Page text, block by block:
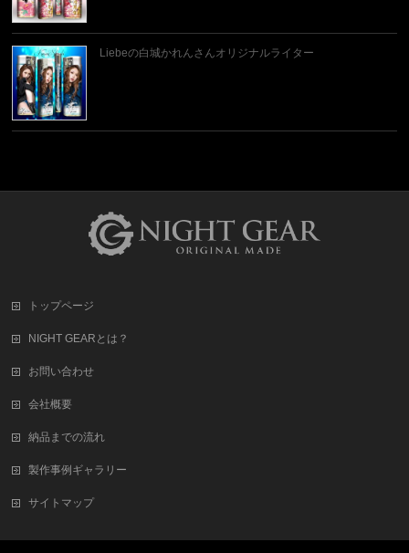
Liebeの白城かれんさんオリジナルライター
トップページ
NIGHT GEARとは？
お問い合わせ
会社概要
納品までの流れ
製作事例ギャラリー
サイトマップ